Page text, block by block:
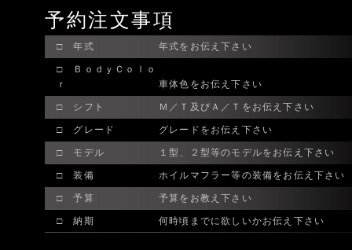
予約注文事項
□ 年式 年式をお伝え下さい
□ ＢｏｄｙＣｏｌｏ
ｒ
車体色をお伝え下さい
□ シフト Ｍ／Ｔ及びＡ／Ｔをお伝え下さい
□ グレード グレードをお伝え下さい
□ モデル １型、２型等のモデルをお伝え下さい
□ 装備 ホイルマフラー等の装備をお伝え下さい
□ 予算 予算をお教え下さい
□ 納期 何時頃までに欲しいかお伝え下さい